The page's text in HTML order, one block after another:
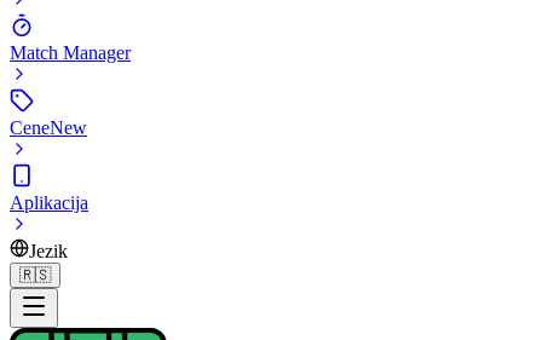
Match Manager
CeneNew
Aplikacija
Jezik
🇷🇸